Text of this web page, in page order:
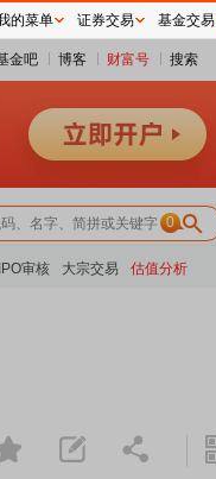
金吧 博客 财富号 搜索
0
IPO审核 大宗交易 估值分析
的菜单 证券交易 基金交易